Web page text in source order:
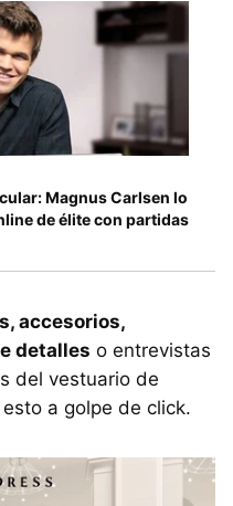
Magnus Carlsen lo
de élite con partidas
accesorios,
detalles o entrevistas
del vestuario de
a golpe de click.